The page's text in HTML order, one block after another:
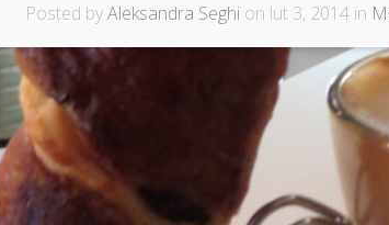
Posted byAleksandra Seghi on lut 3, 2014 in